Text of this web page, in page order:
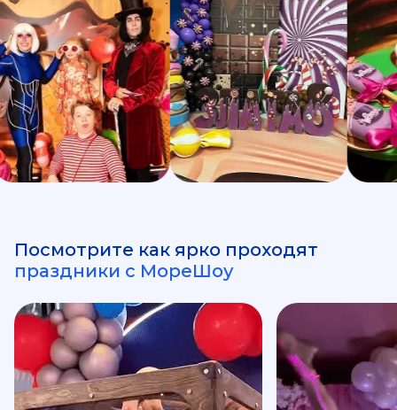
Посмотрите как ярко проходят
праздники с МореШоу